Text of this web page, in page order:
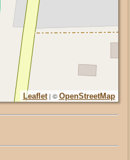
Leaflet| © OpenStreetMap